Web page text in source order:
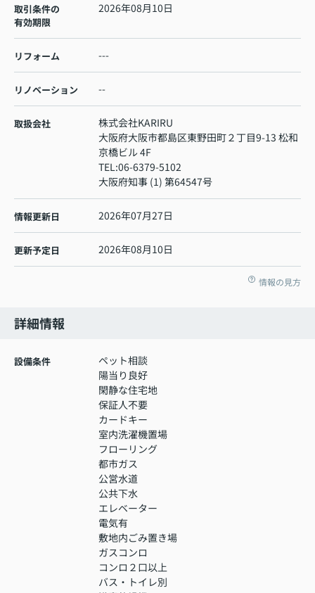
取引条件の
有効期限
2026年08月10日
リフォーム ---
リノベーション --
取扱会社
株式会社KARIRU
大阪府大阪市都島区東野田町２丁目9-13 松和
京橋ビル 4F
TEL:06-6379-5102
大阪府知事 (1) 第64547号
情報更新日 2026年07月27日
更新予定日 2026年08月10日
情報の見方
詳細情報
設備条件
ペット相談
陽当り良好
閑静な住宅地
保証人不要
カードキー
室内洗濯機置場
フローリング
都市ガス
公営水道
公共下水
エレベーター
電気有
敷地内ごみ置き場
ガスコンロ
コンロ２口以上
バス・トイレ別